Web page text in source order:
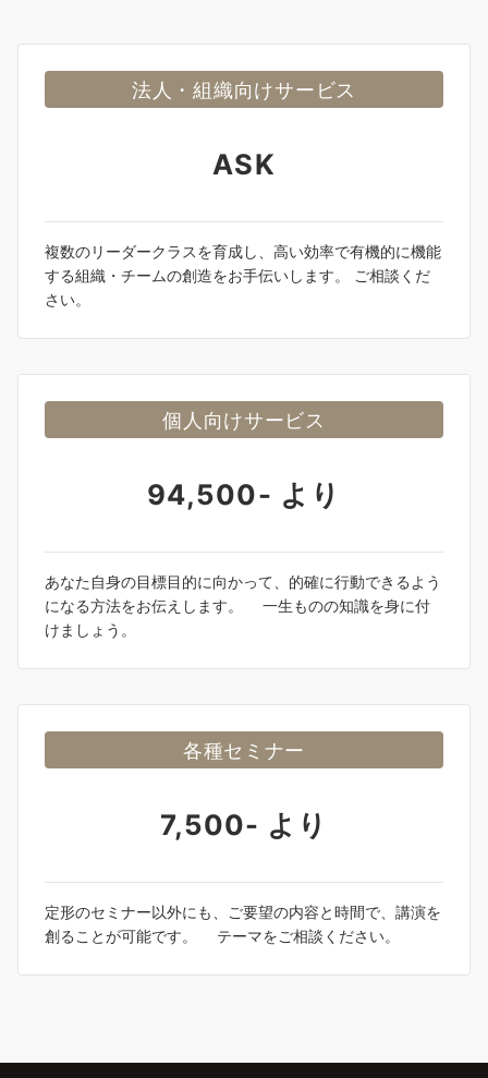
法人・組織向けサービス
ASK
複数のリーダークラスを育成し、高い効率で有機的に機能
する組織・チームの創造をお手伝いします。 ご相談くだ
さい。
個人向けサービス
94,500- より
あなた自身の目標目的に向かって、的確に行動できるよう
になる方法をお伝えします。 一生ものの知識を身に付
けましょう。
各種セミナー
7,500- より
定形のセミナー以外にも、ご要望の内容と時間で、講演を
創ることが可能です。 テーマをご相談ください。